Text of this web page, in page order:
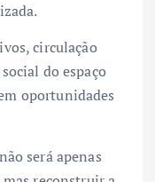
circulação
do espaço
oportunidades
será apenas